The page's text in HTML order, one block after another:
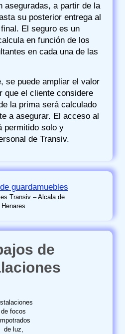
aseguradas, a partir de la
su posterior entrega al
El seguro es un
en función de los
en cada una de las
se puede ampliar el valor
que el cliente considere
la prima será calculado
a asegurar. El acceso al
permitido solo y
de Transiv.
Transiv – Alcala de
Henares
de
de focos
de luz,